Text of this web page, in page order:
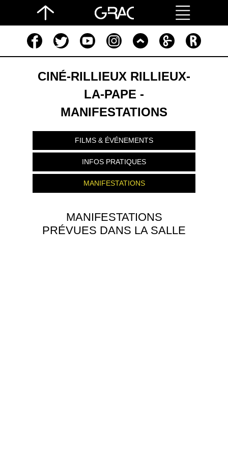
CINÉ-RILLIEUX RILLIEUX-
LA-PAPE -
MANIFESTATIONS
FILMS & ÉVÉNEMENTS
INFOS PRATIQUES
MANIFESTATIONS
MANIFESTATIONS
PRÉVUES DANS LA SALLE